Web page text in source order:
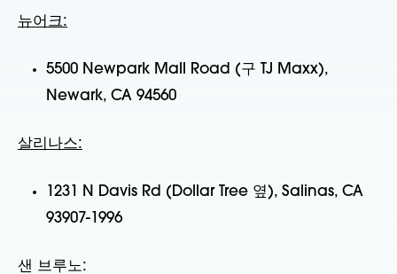
뉴어크:
5500 Newpark Mall Road (구 TJ Maxx),
Newark, CA 94560
살리나스:
1231 N Davis Rd (Dollar Tree 옆), Salinas, CA
93907-1996
샌 브루노: